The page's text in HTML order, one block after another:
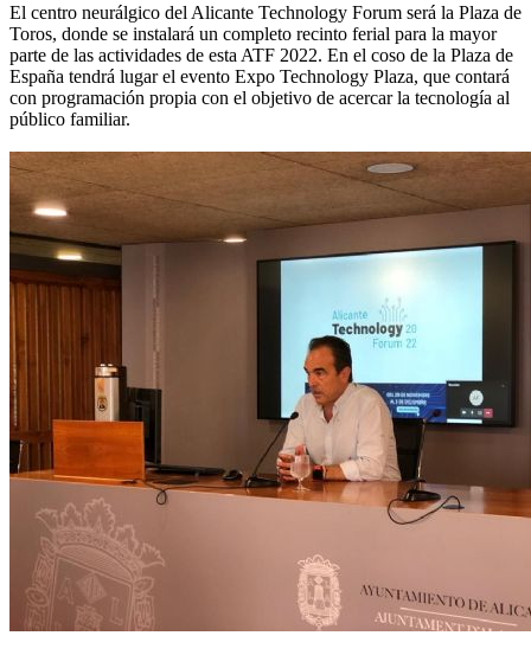
El centro neurálgico del Alicante Technology Forum será la Plaza de
Toros, donde se instalará un completo recinto ferial para la mayor
parte de las actividades de esta ATF 2022. En el coso de la Plaza de
España tendrá lugar el evento Expo Technology Plaza, que contará
con programación propia con el objetivo de acercar la tecnología al
público familiar.